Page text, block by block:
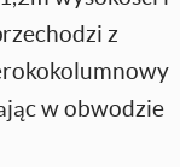
z
w obwodzie